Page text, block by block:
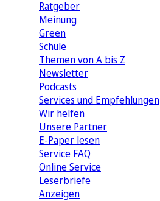
Ratgeber
Meinung
Green
Schule
Themen von A bis Z
Newsletter
Podcasts
Services und Empfehlungen
Wir helfen
Unsere Partner
E-Paper lesen
Service FAQ
Online Service
Leserbriefe
Anzeigen